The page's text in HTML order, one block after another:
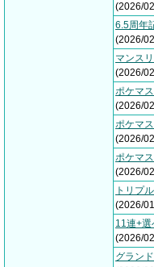
(2026/
6.5周年
(2026/
マンス
(2026/
ポケマ
(2026/
ポケマ
(2026/
ポケマ
(2026/
トリプ
(2026/
11連+
(2026/
グラン